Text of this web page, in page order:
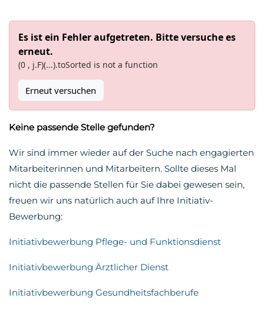
Es ist ein Fehler aufgetreten. Bitte versuche es
erneut.
(0 , j.F)(...).toSorted is not a function
Erneut versuchen
Keine passende Stelle gefunden?
Wir sind immer wieder auf der Suche nach engagierten
Mitarbeiterinnen und Mitarbeitern. Sollte dieses Mal
nicht die passende Stellen für Sie dabei gewesen sein,
freuen wir uns natürlich auch auf Ihre Initiativ-
Bewerbung:
Initiativbewerbung Pflege- und Funktionsdienst
Initiativbewerbung Ärztlicher Dienst
Initiativbewerbung Gesundheitsfachberufe